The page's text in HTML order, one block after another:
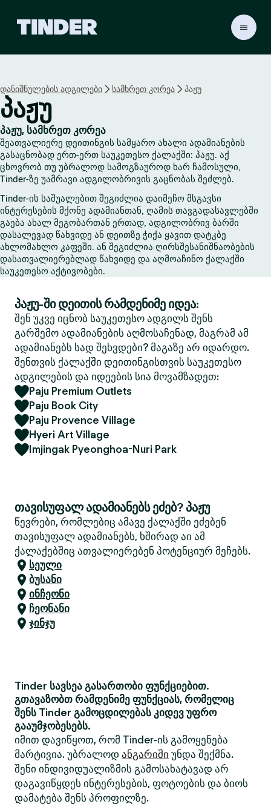
r
m
e
დანიშნულების ადგილები სამხრეთ კორეა პაჟუ
პაჟუ
პაჟუ, სამხრეთ კორეა
შეათვალიერე დეითინგის სამყარო ახალი ადამიანების
გასაცნობად ერთ-ერთ საუკეთესო ქალაქში: პაჟუ. აქ
ცხოვრობ თუ უბრალოდ სამოგზაუროდ ხარ ჩამოსული,
Tinder-ზე უამრავი ადგილობრივის გაცნობას შეძლებ.
Tinder-ის საშუალებით შეგიძლია დაიმეჩო მსგავსი
ინტერესების მქონე ადამიანთან, ღამის თავგადასავლებში
გაება ახალ მეგობართან ერთად, ადგილობრივ ბარში
დასალევად წახვიდე ან დეითზე ჭიქა ყავით დატკბე
ახლომახლო კაფეში. ან შეგიძლია ღირსშესანიშნაობების
დასათვალიერებლად წახვიდე და აღმოაჩინო ქალაქში
საუკეთესო აქტივობები.
პაჟუ-ში დეითის რამდენიმე იდეა:
შენ უკვე იცნობ საუკეთესო ადგილს შენს
გარშემო ადამიანების აღმოსაჩენად, მაგრამ ამ
ადამიანებს სად შეხვდები? მაგაზე არ იდარდო.
შენთვის ქალაქში დეითინგისთვის საუკეთესო
ადგილების და იდეების სია მოვამზადეთ:
Paju Premium Outlets
Paju Book City
Paju Provence Village
Hyeri Art Village
Imjingak Pyeonghoa-Nuri Park
თავისუფალ ადამიანებს ეძებ? პაჟუ
წევრები, რომლებიც ამავე ქალაქში ეძებენ
თავისუფალ ადამიანებს, ხშირად აი ამ
ქალაქებშიც ათვალიერებენ პოტენციურ მეჩებს.
სეული
ბუსანი
ინჩეონი
ჩეონანი
ჯინჯუ
Tinder სავსეა გასართობი ფუნქციებით.
გთავაზობთ რამდენიმე ფუნქციას, რომელიც
შენს Tinder გამოცდილებას კიდევ უფრო
გააუმჯობესებს.
იმით დავიწყოთ, რომ Tinder-ის გამოყენება
მარტივია. უბრალოდ ანგარიში უნდა შექმნა.
შენი ინდივიდუალიზმის გამოსახატავად არ
დაგავიწყდეს ინტერესების, ფოტოების და ბიოს
დამატება შენს პროფილზე.